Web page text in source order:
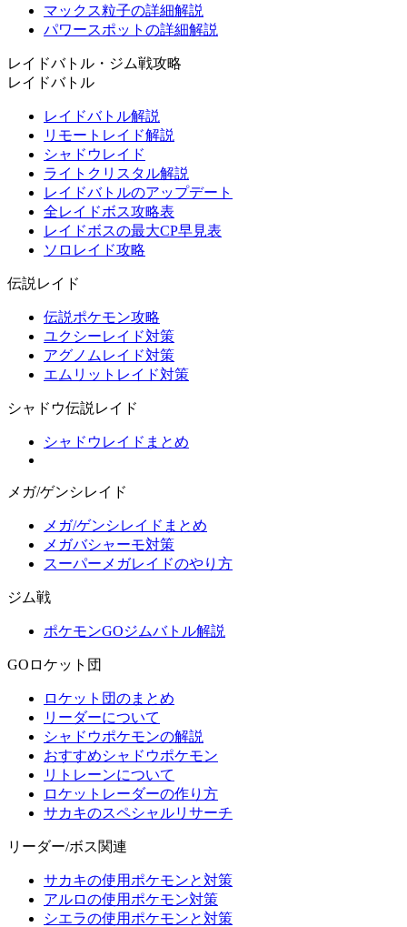
マックス粒子の詳細解説
パワースポットの詳細解説
レイドバトル・ジム戦攻略
レイドバトル
レイドバトル解説
リモートレイド解説
シャドウレイド
ライトクリスタル解説
レイドバトルのアップデート
全レイドボス攻略表
レイドボスの最大CP早見表
ソロレイド攻略
伝説レイド
伝説ポケモン攻略
ユクシーレイド対策
アグノムレイド対策
エムリットレイド対策
シャドウ伝説レイド
シャドウレイドまとめ
メガ/ゲンシレイド
メガ/ゲンシレイドまとめ
メガバシャーモ対策
スーパーメガレイドのやり方
ジム戦
ポケモンGOジムバトル解説
GOロケット団
ロケット団のまとめ
リーダーについて
シャドウポケモンの解説
おすすめシャドウポケモン
リトレーンについて
ロケットレーダーの作り方
サカキのスペシャルリサーチ
リーダー/ボス関連
サカキの使用ポケモンと対策
アルロの使用ポケモン対策
シエラの使用ポケモンと対策